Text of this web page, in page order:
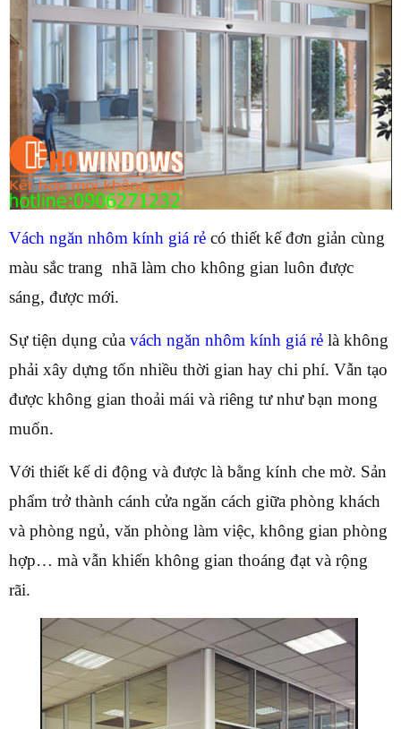
Vách ngăn nhôm kính giá rẻ có thiết kế đơn giản cùng
màu sắc trang nhã làm cho không gian luôn được
sáng, được mới.
Sự tiện dụng của vách ngăn nhôm kính giá rẻ là không
phải xây dựng tốn nhiều thời gian hay chi phí. Vẫn tạo
được không gian thoải mái và riêng tư như bạn mong
muốn.
Với thiết kế di động và được là bằng kính che mờ. Sản
phẩm trở thành cánh cửa ngăn cách giữa phòng khách
và phòng ngủ, văn phòng làm việc, không gian phòng
hợp… mà vẫn khiến không gian thoáng đạt và rộng
rãi.